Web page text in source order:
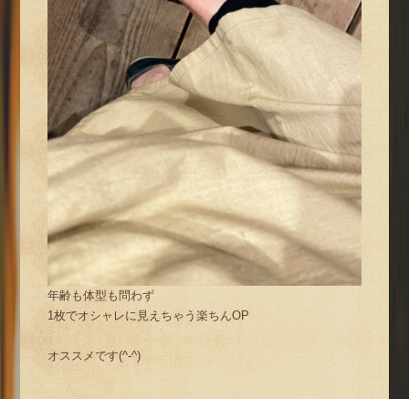
年齢も体型も問わず
1枚でオシャレに見えちゃう楽ちんOP
オススメです(^-^)